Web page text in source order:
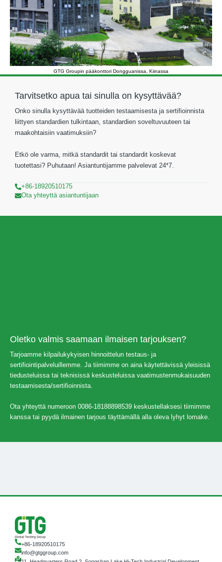
GTG Groupin pääkonttori Dongguanissa, Kiinassa
Tarvitsetko apua tai sinulla on kysyttävää?
Onko sinulla kysyttävää tuotteiden testaamisesta ja sertifioinnista
liittyen standardien tulkintaan, standardien soveltuvuuteen tai
maakohtaisiin vaatimuksiin?
Etkö ole varma, mitkä standardit tai standardit koskevat
tuotettasi? Puhutaan! Asiantuntijamme palvelevat 24*7.
+86-18920510175
Ota yhteyttä asiantuntijaan
Oletko valmis saamaan ilmaisen tarjouksen?
Tarjoamme kilpailukykyisen hinnoittelun testaus- ja
sertifiointipalveluillemme. Ja tiimimme on aina käytettävissä yleisissä
tiedusteluissa tai teknisissä keskusteluissa vaatimustenmukaisuuden
testaamisesta/sertifioinnista.
Ota yhteyttä numeroon 0086-18188898539 keskustellaksesi tiimimme
kanssa tai pyydä ilmainen tarjous täyttämällä alla oleva lyhyt lomake.
+86-18920510175
info@gtggroup.com